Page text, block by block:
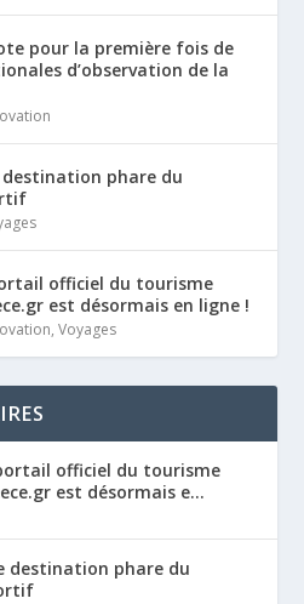
pour la première fois de
d’observation de la
destination phare du
officiel du tourisme
est désormais en ligne !
,Voyages
officiel du tourisme
est désormais e...
destination phare du